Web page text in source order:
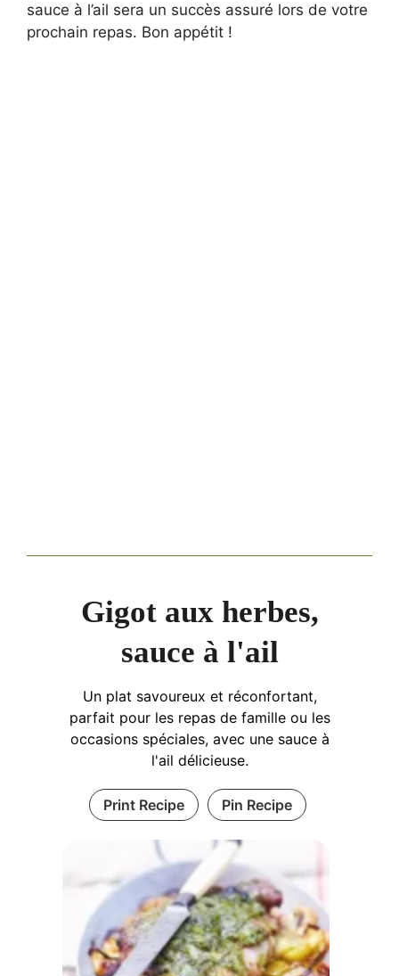
sauce à l’ail sera un succès assuré lors de votre
prochain repas. Bon appétit !
Gigot aux herbes,
sauce à l'ail
Un plat savoureux et réconfortant,
parfait pour les repas de famille ou les
occasions spéciales, avec une sauce à
l'ail délicieuse.
Print Recipe Pin Recipe